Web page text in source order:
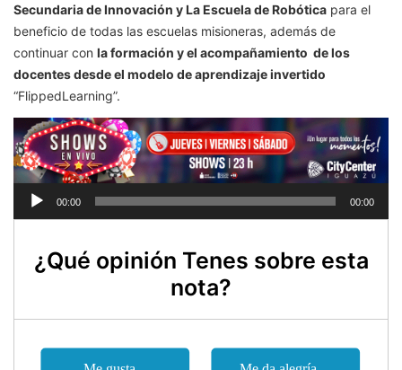
Secundaria de Innovación y La Escuela de Robótica para el
beneficio de todas las escuelas misioneras, además de
continuar con la formación y el acompañamiento de los
docentes desde el modelo de aprendizaje invertido
“FlippedLearning”.
Reproductor
00:00 00:00
¿Qué opinión Tenes sobre esta
nota?